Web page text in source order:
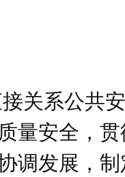
关系公共
量安全，
调发展，